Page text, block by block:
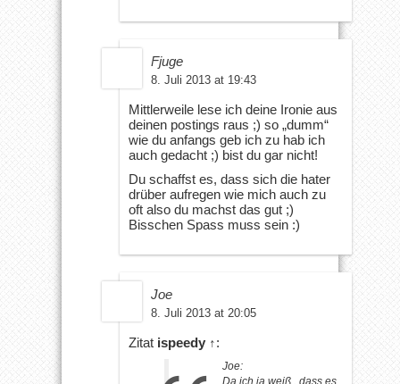
Fjuge
8. Juli 2013 at 19:43
Mittlerweile lese ich deine Ironie aus
deinen postings raus ;) so „dumm“
wie du anfangs geb ich zu hab ich
auch gedacht ;) bist du gar nicht!
Du schaffst es, dass sich die hater
drüber aufregen wie mich auch zu
oft also du machst das gut ;)
Bisschen Spass muss sein :)
Joe
8. Juli 2013 at 20:05
Zitat ispeedy ↑:
Joe:
Da ich ja weiß , dass es